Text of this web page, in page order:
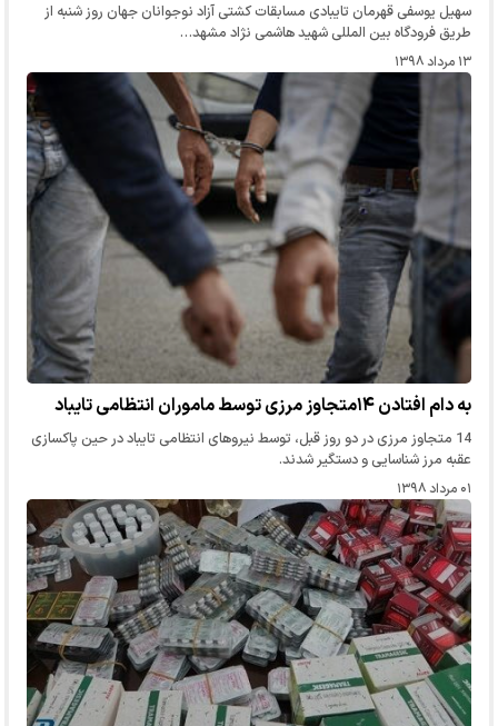
سهیل یوسفی قهرمان تایبادی مسابقات کشتی آزاد نوجوانان جهان روز شنبه از
طریق فرودگاه بین المللی شهید هاشمی نژاد مشهد…
۱۳ مرداد ۱۳۹۸
به دام افتادن ۱۴متجاوز مرزی توسط ماموران انتظامی تایباد
14 متجاوز مرزی در دو روز قبل، توسط نیرو‌های انتظامی تایباد در حین پاکسازی
عقبه مرز شناسایی و دستگیر شدند.
۰۱ مرداد ۱۳۹۸